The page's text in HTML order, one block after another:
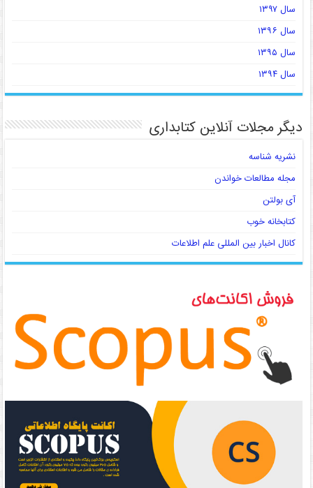
سال ۱۳۹۷
سال ۱۳۹۶
سال ۱۳۹۵
سال ۱۳۹۴
دیگر مجلات آنلاین کتابداری
نشریه شناسه
مجله مطالعات خواندن
آی بولتن
کتابخانه خوب
کانال اخبار بین المللی علم اطلاعات